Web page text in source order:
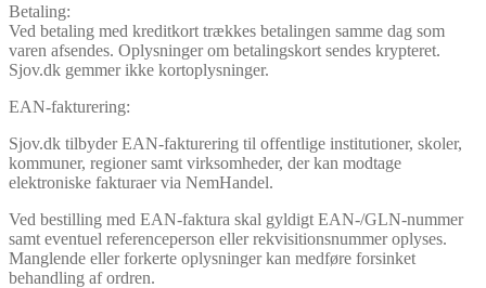
Betaling:
Ved betaling med kreditkort trækkes betalingen samme dag som
varen afsendes. Oplysninger om betalingskort sendes krypteret.
Sjov.dk gemmer ikke kortoplysninger.
EAN-fakturering:
Sjov.dk tilbyder EAN-fakturering til offentlige institutioner, skoler,
kommuner, regioner samt virksomheder, der kan modtage
elektroniske fakturaer via NemHandel.
Ved bestilling med EAN-faktura skal gyldigt EAN-/GLN-nummer
samt eventuel referenceperson eller rekvisitionsnummer oplyses.
Manglende eller forkerte oplysninger kan medføre forsinket
behandling af ordren.